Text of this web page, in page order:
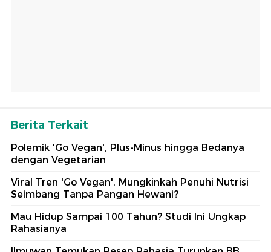
Berita Terkait
Polemik 'Go Vegan', Plus-Minus hingga Bedanya
dengan Vegetarian
Viral Tren 'Go Vegan', Mungkinkah Penuhi Nutrisi
Seimbang Tanpa Pangan Hewani?
Mau Hidup Sampai 100 Tahun? Studi Ini Ungkap
Rahasianya